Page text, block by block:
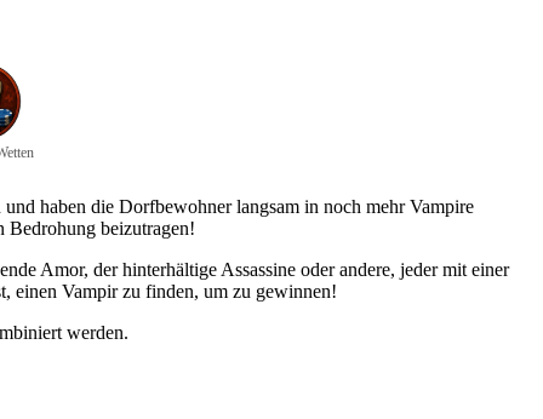
haben die Dorfbewohner langsam in noch mehr Vampire
Bedrohung beizutragen!
Amor, der hinterhältige Assassine oder andere, jeder mit einer
einen Vampir zu finden, um zu gewinnen!
werden.